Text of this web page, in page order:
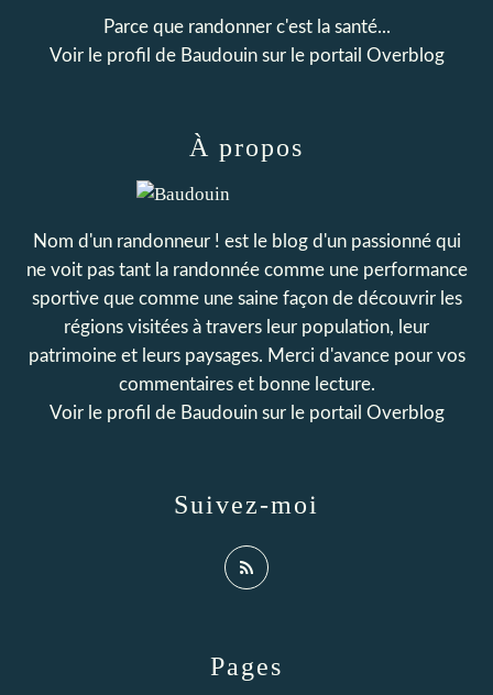
Pages
Parce que randonner c'est la santé...
Voir le profil de Baudouinsur le portail Overblog
Suivez-moi
À propos
Nom d'un randonneur ! est le blog d'un passionné qui
ne voit pas tant la randonnée comme une performance
sportive que comme une saine façon de découvrir les
régions visitées à travers leur population, leur
patrimoine et leurs paysages. Merci d'avance pour vos
commentaires et bonne lecture.
Voir le profil de Baudouinsur le portail Overblog